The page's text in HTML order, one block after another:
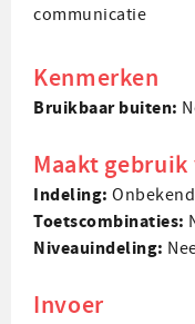
communicatie
Kenmerken
Bruikbaar buiten:
Maakt gebruik
Indeling: Onbekend
Toets­combinaties:
Niveau­indeling:
Invoer